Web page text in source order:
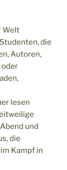
Welt
die
Autoren,
oder
lesen
und
die
Kampf in